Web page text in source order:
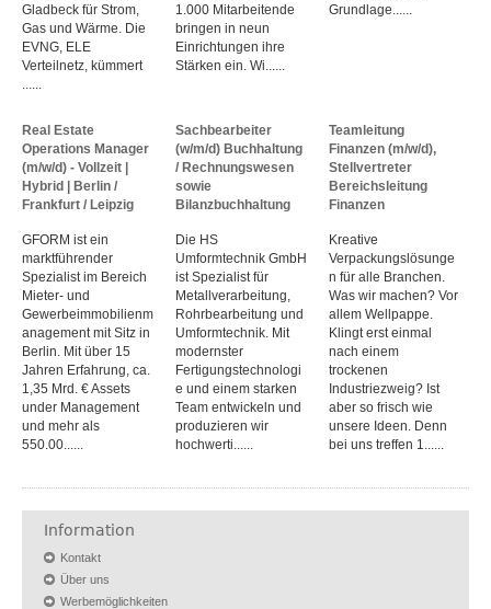
Gladbeck für Strom,
Gas und Wärme. Die
EVNG, ELE
Verteilnetz, kümmert
1.000 Mitarbeitende
bringen in neun
Einrichtungen ihre
Stärken ein. Wi......
Grundlage......
Real Estate
Operations Manager
(m/w/d) - Vollzeit |
Hybrid | Berlin /
Frankfurt / Leipzig
GFORM ist ein
marktführender
Spezialist im Bereich
Mieter- und
Gewerbeimmobilienm
anagement mit Sitz in
Berlin. Mit über 15
Jahren Erfahrung, ca.
1,35 Mrd. € Assets
under Management
und mehr als
550.00......
Sachbearbeiter
(w/m/d) Buchhaltung
/ Rechnungswesen
sowie
Bilanzbuchhaltung
Die HS
Umformtechnik GmbH
ist Spezialist für
Metallverarbeitung,
Rohrbearbeitung und
Umformtechnik. Mit
modernster
Fertigungstechnologi
e und einem starken
Team entwickeln und
produzieren wir
hochwerti......
Teamleitung
Finanzen (m/w/d),
Stellvertreter
Bereichsleitung
Finanzen
Kreative
Verpackungslösunge
n für alle Branchen.
Was wir machen? Vor
allem Wellpappe.
Klingt erst einmal
nach einem
trockenen
Industriezweig? Ist
aber so frisch wie
unsere Ideen. Denn
bei uns treffen 1......
Information
Kontakt
Über uns
Werbemöglichkeiten